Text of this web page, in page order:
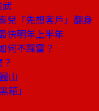
兒「先想客戶」翻身
快明年上半年
何不踩雷？
山
箱」